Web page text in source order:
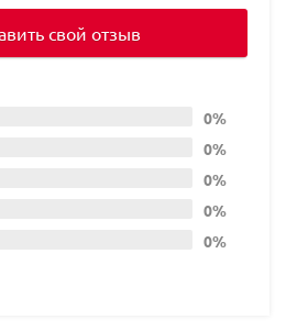
0%
0%
0%
0%
0%
свой отзыв